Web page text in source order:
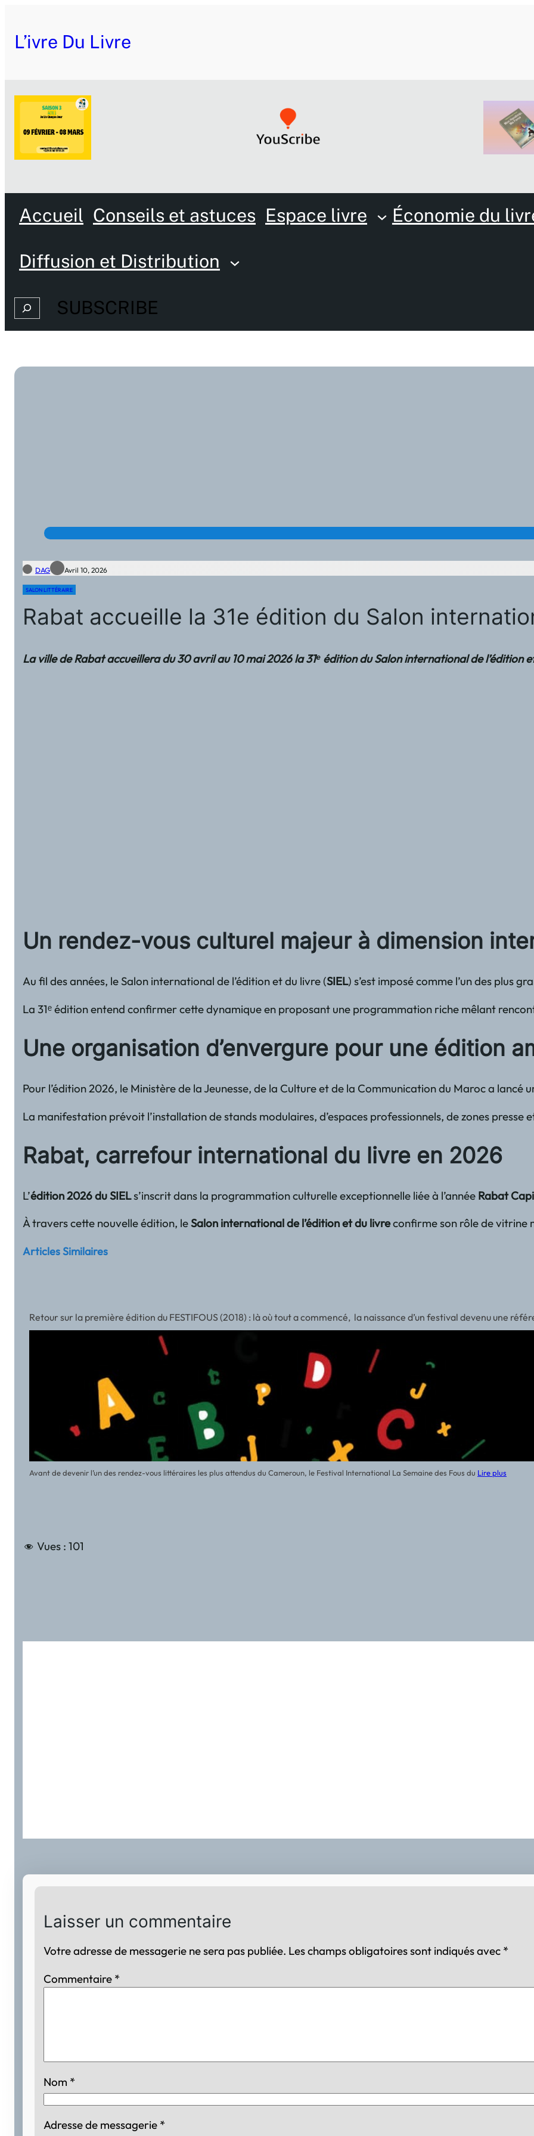
L’ivre Du Livre
Accueil Conseils et astuces Espace livre Économie du
Diffusion et Distribution
SearchSUBSCRIBE
DAG Avril 10, 2026
SALON LITTÉRAIRE
Rabat accueille la 31e édition du Salon
La ville de Rabat accueillera du 30 avril au 10 mai 2026 la 31ᵉ édition du Salon international de
Un rendez-vous culturel majeur à dimension
Au fil des années, le Salon international de l’édition et du livre (SIEL) s’est imposé comme l’un des plus
La 31ᵉ édition entend confirmer cette dynamique en proposant une programmation riche mêlant
Une organisation d’envergure pour une édition
Pour l’édition 2026, le Ministère de la Jeunesse, de la Culture et de la Communication du Maroc a lancé
La manifestation prévoit l’installation de stands modulaires, d’espaces professionnels, de zones
Rabat, carrefour international du livre en 2026
L’édition 2026 du SIELs’inscrit dans la programmation culturelle exceptionnelle liée à l’année Rabat
À travers cette nouvelle édition, leSalon international de l’édition et du livreconfirme son rôle de vitrine
Articles Similaires
Retour sur la première édition du FESTIFOUS (2018) : là où tout a commencé, la naissance d’un festival devenu une
Avant de devenir l’un des rendez-vous littéraires les plus attendus du Cameroun, le Festival International La Semaine des Fous du Lire plus
Vues : 101
Laisser un commentaire
Votre adresse de messagerie ne sera pas publiée. Les champs obligatoires sont indiqués avec *
Commentaire *
Nom *
Adresse de messagerie *